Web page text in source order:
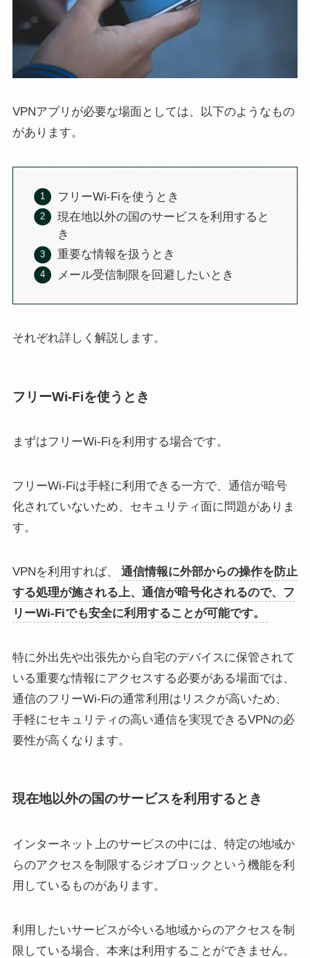
VPNアプリが必要な場面としては、以下のようなもの
があります。
フリーWi-Fiを使うとき
現在地以外の国のサービスを利用すると
き
重要な情報を扱うとき
メール受信制限を回避したいとき
それぞれ詳しく解説します。
フリーWi-Fiを使うとき
まずはフリーWi-Fiを利用する場合です。
フリーWi-Fiは手軽に利用できる一方で、通信が暗号
化されていないため、セキュリティ面に問題がありま
す。
VPNを利用すれば、
通信情報に外部からの操作を防止
する処理が施される上、通信が暗号化されるので、フ
リーWi-Fiでも安全に利用することが可能です。
特に外出先や出張先から自宅のデバイスに保管されて
いる重要な情報にアクセスする必要がある場面では、
通信のフリーWi-Fiの通常利用はリスクが高いため、
手軽にセキュリティの高い通信を実現できるVPNの必
要性が高くなります。
現在地以外の国のサービスを利用するとき
インターネット上のサービスの中には、特定の地域か
らのアクセスを制限するジオブロックという機能を利
用しているものがあります。
利用したいサービスが今いる地域からのアクセスを制
限している場合、本来は利用することができません。